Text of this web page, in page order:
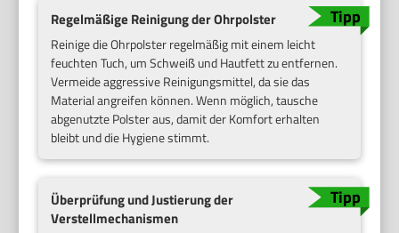
Regelmäßige Reinigung der Ohrpolster
Reinige die Ohrpolster regelmäßig mit einem leicht
feuchten Tuch, um Schweiß und Hautfett zu entfernen.
Vermeide aggressive Reinigungsmittel, da sie das
Material angreifen können. Wenn möglich, tausche
abgenutzte Polster aus, damit der Komfort erhalten
bleibt und die Hygiene stimmt.
Überprüfung und Justierung der
Verstellmechanismen